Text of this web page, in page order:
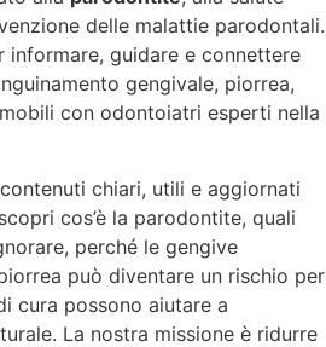
delle malattie parodontali.
informare, guidare e connettere
gengivale, piorrea,
con odontoiatri esperti nella
chiari, utili e aggiornati
cos’è la parodontite, quali
perché le gengive
può diventare un rischio per
cura possono aiutare a
La nostra missione è ridurre